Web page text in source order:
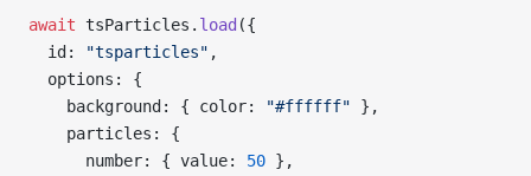
await tsParticles. load ({
  id:
"tsparticles" ,
  options: {
    background: { color:
"#ffffff" },
    particles: {
      number: { value:
50 },